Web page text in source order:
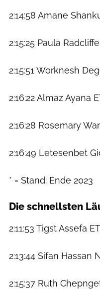
2:14:58 Amane
2:15:25 Paula
2:15:51 Worknesh
2:16:22 Almaz Ayana
2:16:28 Rosemary
2:16:49 Letesenbet
* = Stand: Ende 2023
Die schnellsten
2:11:53 Tigst Assefa
2:13:44 Sifan Hassan
2:15:37 Ruth